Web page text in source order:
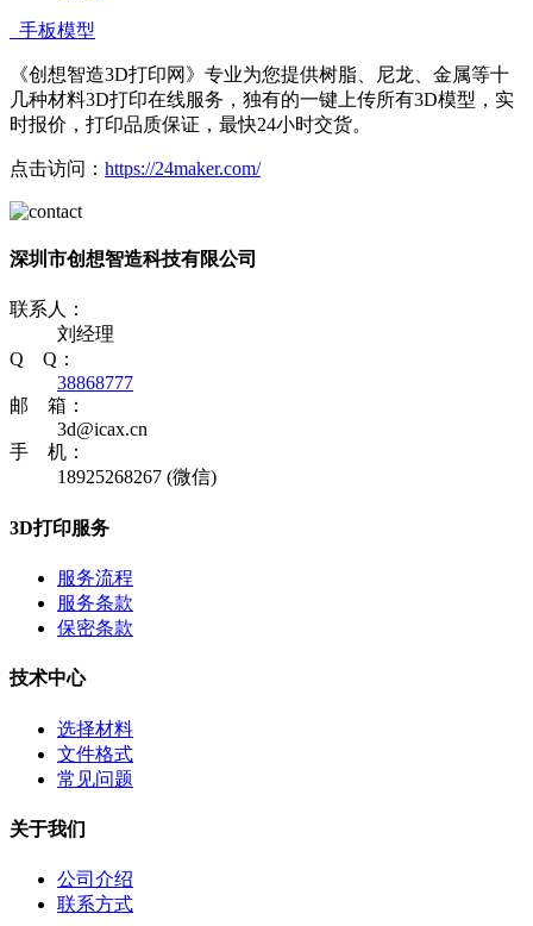
手板模型
《创想智造3D打印网》专业为您提供树脂、尼龙、金属等十
几种材料3D打印在线服务，独有的一键上传所有3D模型，实
时报价，打印品质保证，最快24小时交货。
点击访问： https://24maker.com/
深圳市创想智造科技有限公司
联系人：
刘经理
Q Q：
38868777
邮 箱：
3d@icax.cn
手 机：
18925268267 (微信)
3D打印服务
服务流程
服务条款
保密条款
技术中心
选择材料
文件格式
常见问题
关于我们
公司介绍
联系方式